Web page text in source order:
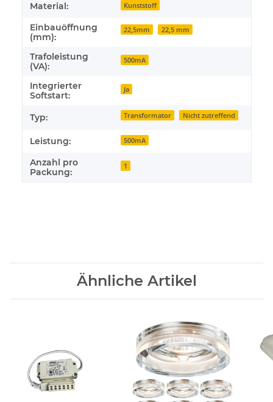
Material: Kunststoff
Einbauöffnung
(mm):
22,5mm 22,5 mm
Trafoleistung
(VA):
500mA
Integrierter
Softstart:
Ja
Typ: Transformator Nicht zutreffend
Leistung: 500mA
Anzahl pro
Packung:
1
Ähnliche Artikel